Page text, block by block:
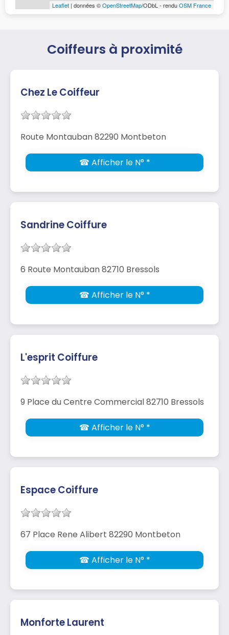
Leaflet | données ©OpenStreetMap/ODbL - renduOSM France
Coiffeurs à proximité
Chez Le Coiffeur
Route Montauban 82290 Montbeton
☎ Afficher le N° *
Sandrine Coiffure
6 Route Montauban 82710 Bressols
☎ Afficher le N° *
L'esprit Coiffure
9 Place du Centre Commercial 82710 Bressols
☎ Afficher le N° *
Espace Coiffure
67 Place Rene Alibert 82290 Montbeton
☎ Afficher le N° *
Monforte Laurent